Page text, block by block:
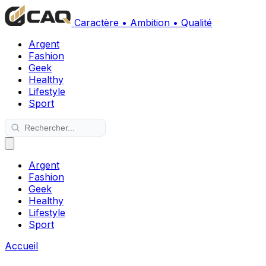
Caractère • Ambition • Qualité
Argent
Fashion
Geek
Healthy
Lifestyle
Sport
Argent
Fashion
Geek
Healthy
Lifestyle
Sport
Accueil